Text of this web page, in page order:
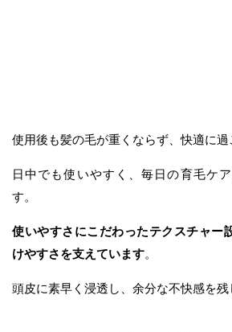
使用後も髪の毛が重くならず、快適に過
日中でも使いやすく、毎日の育毛ケ
す。
使いやすさにこだわったテクスチャー
けやすさを支えています。
頭皮に素早く浸透し、余分な不快感を残